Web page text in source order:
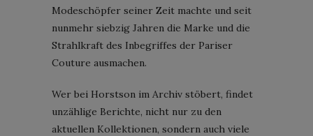
Modeschöpfer seiner Zeit machte und seit
nunmehr siebzig Jahren die Marke und die
Strahlkraft des Inbegriffes der Pariser
Couture ausmachen.
Wer bei Horstson im Archiv stöbert, findet
unzählige Berichte, nicht nur zu den
aktuellen Kollektionen, sondern auch viele